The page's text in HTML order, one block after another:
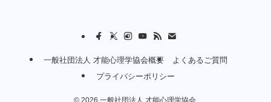
一般社団法人 才能心理学協会概要
よくあるご質問
プライバシーポリシー
©2026 一般社団法人 才能心理学協会.